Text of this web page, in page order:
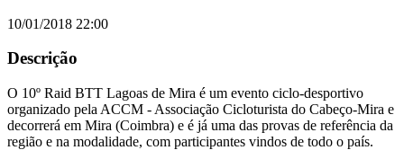
10/01/2018 22:00
Descrição
O 10º Raid BTT Lagoas de Mira é um evento ciclo-desportivo
organizado pela ACCM - Associação Cicloturista do Cabeço-Mira e
decorrerá em Mira (Coimbra) e é já uma das provas de referência da
região e na modalidade, com participantes vindos de todo o país.